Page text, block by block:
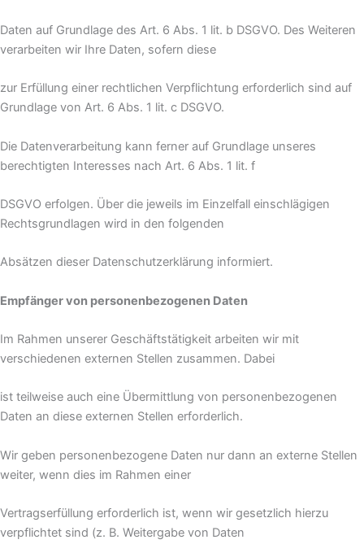
Daten auf Grundlage des Art. 6 Abs. 1 lit. b DSGVO. Des Weiteren
verarbeiten wir Ihre Daten, sofern diese
zur Erfüllung einer rechtlichen Verpflichtung erforderlich sind auf
Grundlage von Art. 6 Abs. 1 lit. c DSGVO.
Die Datenverarbeitung kann ferner auf Grundlage unseres
berechtigten Interesses nach Art. 6 Abs. 1 lit. f
DSGVO erfolgen. Über die jeweils im Einzelfall einschlägigen
Rechtsgrundlagen wird in den folgenden
Absätzen dieser Datenschutzerklärung informiert.
Empfänger von personenbezogenen Daten
Im Rahmen unserer Geschäftstätigkeit arbeiten wir mit
verschiedenen externen Stellen zusammen. Dabei
ist teilweise auch eine Übermittlung von personenbezogenen
Daten an diese externen Stellen erforderlich.
Wir geben personenbezogene Daten nur dann an externe Stellen
weiter, wenn dies im Rahmen einer
Vertragserfüllung erforderlich ist, wenn wir gesetzlich hierzu
verpflichtet sind (z. B. Weitergabe von Daten